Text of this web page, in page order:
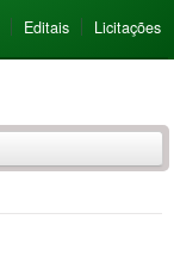
Editais Licitações